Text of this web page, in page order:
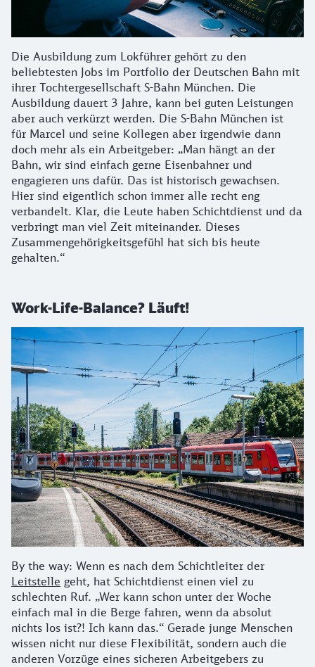
Die Ausbildung zum Lokführer gehört zu den
beliebtesten Jobs im Portfolio der Deutschen Bahn mit
ihrer Tochtergesellschaft S-Bahn München. Die
Ausbildung dauert 3 Jahre, kann bei guten Leistungen
aber auch verkürzt werden. Die S-Bahn München ist
für Marcel und seine Kollegen aber irgendwie dann
doch mehr als ein Arbeitgeber: „Man hängt an der
Bahn, wir sind einfach gerne Eisenbahner und
engagieren uns dafür. Das ist historisch gewachsen.
Hier sind eigentlich schon immer alle recht eng
verbandelt. Klar, die Leute haben Schichtdienst und da
verbringt man viel Zeit miteinander. Dieses
Zusammengehörigkeitsgefühl hat sich bis heute
gehalten.“
Work-Life-Balance? Läuft!
By the way: Wenn es nach dem Schichtleiter der
Leitstelle geht, hat Schichtdienst einen viel zu
schlechten Ruf. „Wer kann schon unter der Woche
einfach mal in die Berge fahren, wenn da absolut
nichts los ist?! Ich kann das.“ Gerade junge Menschen
wissen nicht nur diese Flexibilität, sondern auch die
anderen Vorzüge eines sicheren Arbeitgebers zu